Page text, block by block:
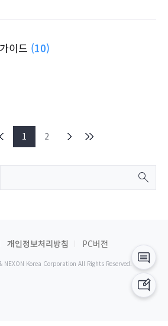
이드 (10)
1 2
개인정보처리방침 PC버전
NEXON Korea Corporation All Rights Reserved.